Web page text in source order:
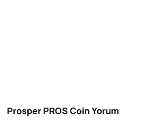
Prosper PROS Coin Yorum